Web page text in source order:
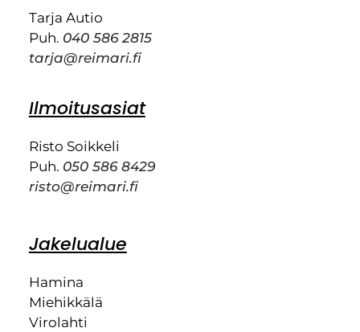
Tarja Autio
Puh. 040 586 2815
tarja@reimari.fi
Ilmoitusasiat
Risto Soikkeli
Puh. 050 586 8429
risto@reimari.fi
Jakelualue
Hamina
Miehikkälä
Virolahti